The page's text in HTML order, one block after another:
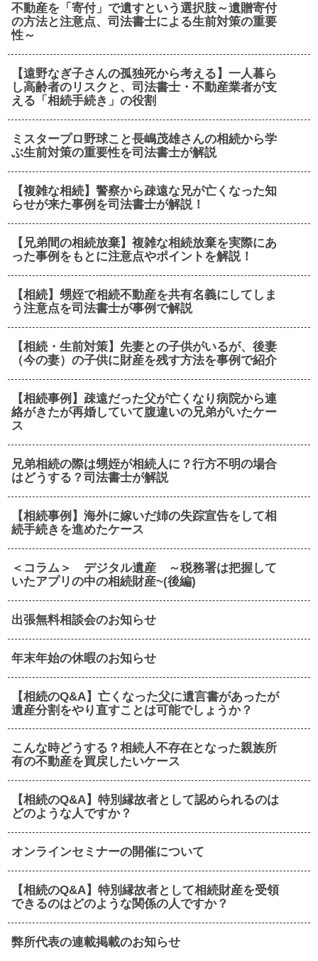
不動産を「寄付」で遺すという選択肢～遺贈寄付
の方法と注意点、司法書士による生前対策の重要
性～
【遠野なぎ子さんの孤独死から考える】一人暮ら
し高齢者のリスクと、司法書士・不動産業者が支
える「相続手続き」の役割
ミスタープロ野球こと長嶋茂雄さんの相続から学
ぶ生前対策の重要性を司法書士が解説
【複雑な相続】警察から疎遠な兄が亡くなった知
らせが来た事例を司法書士が解説！
【兄弟間の相続放棄】複雑な相続放棄を実際にあ
った事例をもとに注意点やポイントを解説！
【相続】甥姪で相続不動産を共有名義にしてしま
う注意点を司法書士が事例で解説
【相続・生前対策】先妻との子供がいるが、後妻
（今の妻）の子供に財産を残す方法を事例で紹介
【相続事例】疎遠だった父が亡くなり病院から連
絡がきたが再婚していて腹違いの兄弟がいたケー
ス
兄弟相続の際は甥姪が相続人に？行方不明の場合
はどうする？司法書士が解説
【相続事例】海外に嫁いだ姉の失踪宣告をして相
続手続きを進めたケース
＜コラム＞ デジタル遺産 ～税務署は把握して
いたアプリの中の相続財産~(後編)
出張無料相談会のお知らせ
年末年始の休暇のお知らせ
【相続のQ&A】亡くなった父に遺言書があったが
遺産分割をやり直すことは可能でしょうか？
こんな時どうする？相続人不存在となった親族所
有の不動産を買戻したいケース
【相続のQ&A】特別縁故者として認められるのは
どのような人ですか？
オンラインセミナーの開催について
【相続のQ&A】特別縁故者として相続財産を受領
できるのはどのような関係の人ですか？
弊所代表の連載掲載のお知らせ